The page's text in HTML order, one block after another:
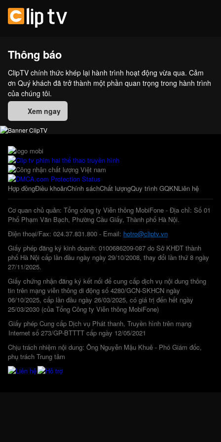
Thông báo
ClipTV chính thức khép lại hành trình hoạt động vừa qua. Cảm
ơn Quý khách đã trở thành một phần quan trọng trong hành trình
của chúng tôi.
Xem ngay
Hợp đồngĐiều khoảnChính sáchChất lượngQuy trình GQKNLiên hệ
Cơ quan chủ quản: Tổng công ty Viễn thông MobiFone - Địa chỉ: Số 01
Phố Phạm Văn Bạch, Phường Cầu Giấy, Thành phố Hà Nội.
Điện thoại/Fax: 024.37.831.800 - Email: hotro@cliptv.vn
Giấy phép đăng ký kinh doanh: 0100686209-087 do Sở KHĐT thành
phố Hà Nội cấp lần đầu ngày ngày 29/10/2008, thay đổi lần thứ 8 ngày
27/11/2025.
Giấy chứng nhận đăng ký kết nối để cung cấp dịch vụ nội dung thông
tin trên mạng viễn thông di động số 4280/GCN-SKHCN ngày
06/10/2025, cấp lần đầu ngày 26/03/2025, có giá trị đến hết ngày
25/03/2030 (của Tổng Công ty Viễn thông MobiFone)
Giấy phép Cung cấp Dịch vụ Phát thanh, Truyền hình trên mạng
Internet số 273/GP-BTTTT cấp ngày 12/05/2021
Chịu trách nhiệm nội dung: Ông Nguyễn Mậu Khuê - Phó Giám đốc,
phụ trách Trung tâm